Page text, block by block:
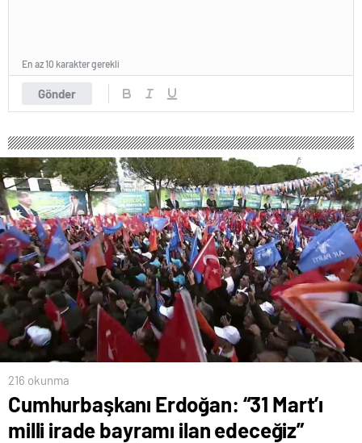
Gönder
En az 10 karakter gerekli
216 okunma
Cumhurbaşkanı Erdoğan: “31 Mart’ı
milli irade bayramı ilan edeceğiz”